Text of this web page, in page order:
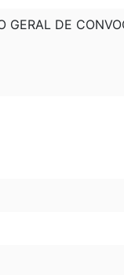
GERAL DE